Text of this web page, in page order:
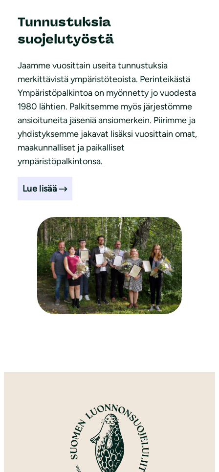
Tunnustuksia
suojelutyöstä
Jaamme vuosittain useita tunnustuksia
merkittävistä ympäristöteoista. Perinteikästä
Ympäristöpalkintoa on myönnetty jo vuodesta
1980 lähtien. Palkitsemme myös järjestömme
ansioituneita jäseniä ansiomerkein. Piirimme ja
yhdistyksemme jakavat lisäksi vuosittain omat,
maakunnalliset ja paikalliset
ympäristöpalkintonsa.
Lue lisää